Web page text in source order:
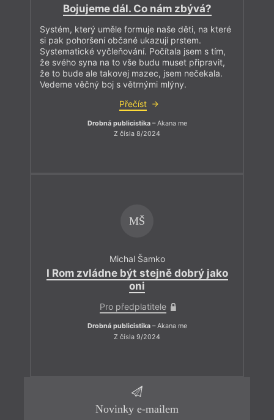
Bojujeme dál. Co nám zbývá?
Systém, který uměle formuje naše děti, na které
si pak pohoršení občané ukazují prstem.
Systematické vyčleňování. Počítala jsem s tím,
že svého syna na to vše budu muset připravit,
že to bude ale takovej mazec, jsem nečekala.
Vedeme věčný boj s větrnými mlýny.
Přečíst
Drobná publicistika– Akana me
Z čísla 8/2024
MŠ
Michal Šamko
I Rom zvládne být stejně dobrý jako
oni
Pro předplatitele
Drobná publicistika– Akana me
Z čísla 9/2024
Novinky e-mailem